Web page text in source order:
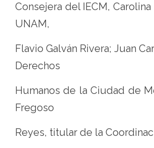
Consejera del IECM,
UNAM,
Flavio Galván Rivera; Juan
Derechos
Humanos de la Ciudad de
Fregoso
Reyes, titular de la